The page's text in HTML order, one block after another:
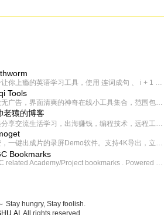
一个让你上瘾的英语学习工具，使用 连词成句 、 i + 1 、 以终为始等学习理论来帮助你习得英语，通过不断的重复形成肌肉记忆，最重要的是 游戏化 的形式让学习英语从此不再痛苦
Tools
一款无广告，界面清爽的神奇在线小工具集合，范围包括但不限于：开发，设计，日常生活等
老猿的博客
一起分享交流生活学习，出海赚钱，编程技术，远程工作，优秀产品等相关话题。希望大家都能有所收获。
免费，一键出成片的录屏Demo软件。支持4K导出，立即下载使用。
Bookmarks
AIGC related Academy/Project bookmarks . Powered by Notion AI (Claude, ChatGPT).
Stay hungry, Stay foolish.
. All rights reserved.